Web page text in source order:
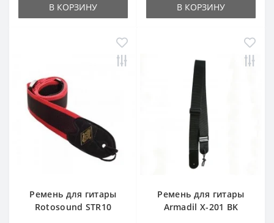
В КОРЗИНУ В КОРЗИНУ
Ремень для гитары
Rotosound STR10
Ремень для гитары
Armadil X-201 BK